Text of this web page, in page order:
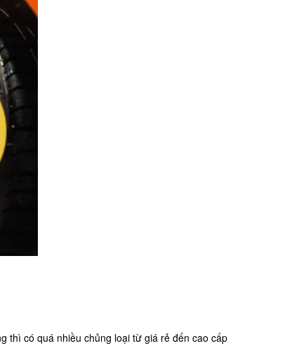
thì có quá nhiều chủng loại từ giá rẻ đến cao cấp